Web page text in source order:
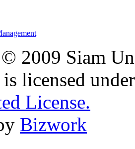
2009 Siam
licensed
License.
Bizwork